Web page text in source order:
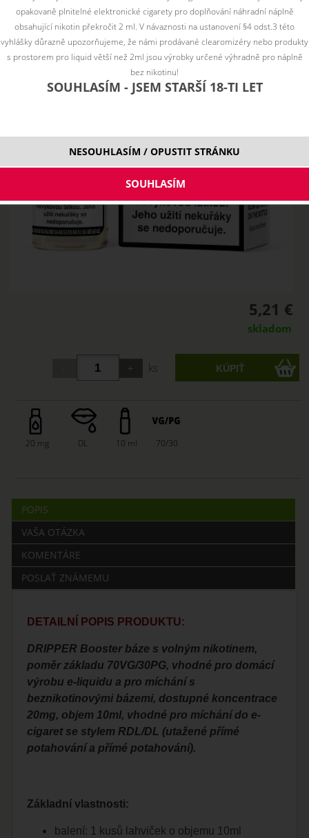
5,21 €
skladom
ks
20 mg DL 10 ml 70/30
POPIS
VAŠA OTÁZKA
KOMENTÁRE
POSLAŤ ZNÁMEMU
DETAILNÍ POPIS PRODUKTU:
DRIPPER Booster báze s volným nikotinem,
poměr základu 70VG/30PG, vhodné pro domácí
výrobu e-liquidu a pro míchání s
beznikotinovými bázemi, dostupné koncentrace
20mg, objem 10ml, vhodné pro míchání do e-
cigaret se stylem RDL/DL (utažené přímé
potahování a přímé potahování).
Základní vlastnosti:
balení: 1 kusů lahviček o objemu 10ml
opakovaně plnitelné elektronické cigarety pro doplňování náhradní náplně
obsahující nikotin překročit 2 ml. V návaznosti na ustanovení §4 odst.3 této
vyhlášky důrazně upozorňujeme, že námi prodávané clearomizéry nebo produkty
s prostorem pro liquid větší než 2ml jsou výrobky určené výhradně pro náplně
bez nikotinu!
SOUHLASÍM - JSEM STARŠÍ 18-TI LET
NESOUHLASÍM / OPUSTIT STRÁNKU